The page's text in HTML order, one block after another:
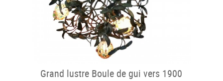
Grand lustre Boule de gui vers 1900